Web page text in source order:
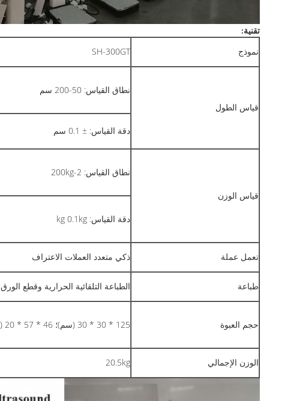
تقنية:
نموذج SH-300GT
قياس الطول
نطاق القياس: 50-200 سم
دقة القياس: ± 0.1 سم
قياس الوزن
نطاق القياس: 2-200kg
دقة القياس: kg 0.1kg
تعمل عملة ذكي متعدد العملات الاعتراف
طباعة الطباعة التلقائية الحرارية وقطع الورق
حجم العبوة 125 * 30 * 30 (سم)؛ 46 * 57 * 20 (سم)؛
الوزن الإجمالي 20.5kg